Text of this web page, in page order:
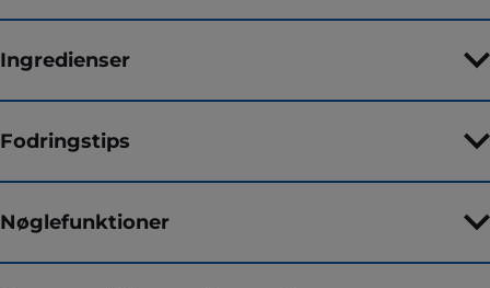
Ingredienser
Fodringstips
Nøglefunktioner